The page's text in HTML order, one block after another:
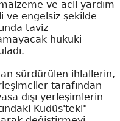
ve acil yardım
ve engelsiz şekilde
taviz
hukuki
sürdürülen ihlallerin,
tarafından
dışı yerleşimlerin
Kudüs'teki"